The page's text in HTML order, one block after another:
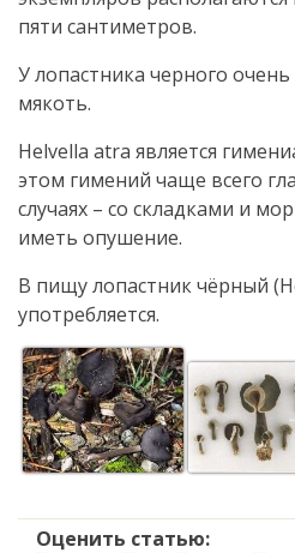
пяти сантиметров.
У лопастника черного
мякоть.
Helvella atra является
этом гимений чаще всего
случаях – со складками и
иметь опушение.
В пищу лопастник чёрный
употребляется.
Оценить статью: